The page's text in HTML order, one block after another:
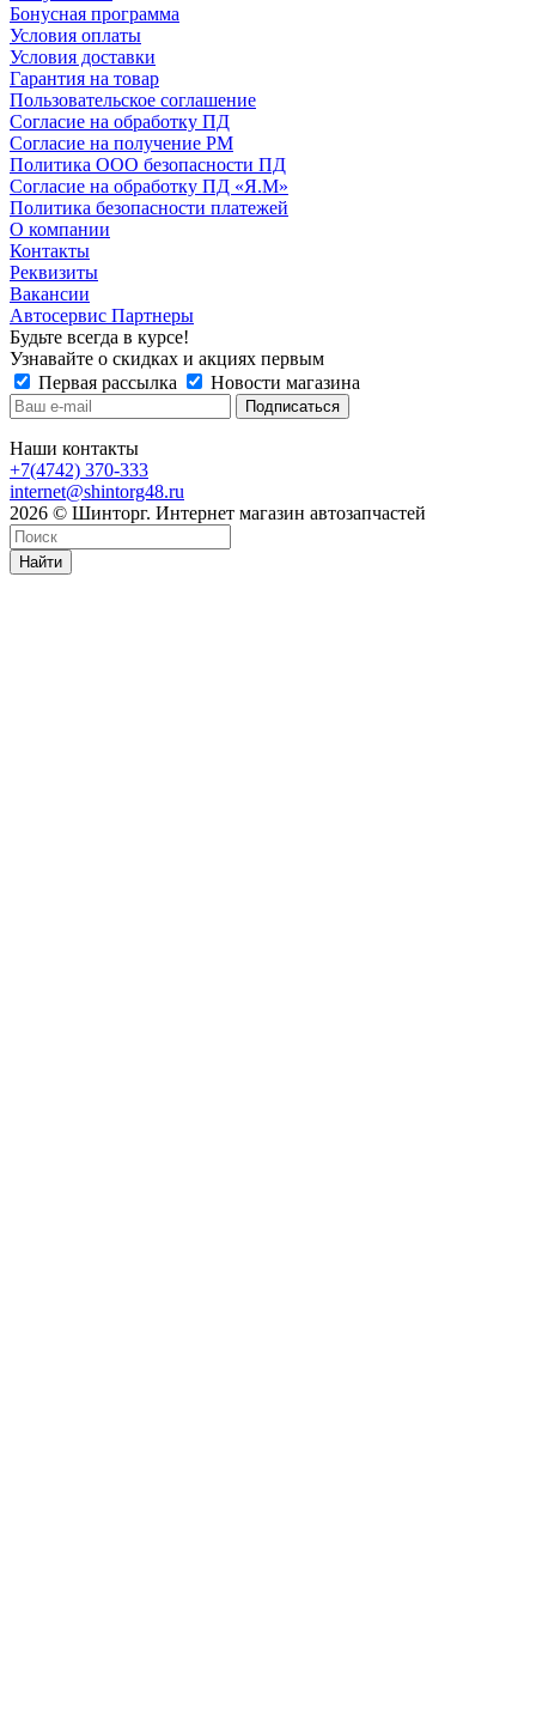
Бонусная программа
Условия оплаты
Условия доставки
Гарантия на товар
Пользовательское соглашение
Согласие на обработку ПД
Согласие на получение РМ
Политика ООО безопасности ПД
Согласие на обработку ПД «Я.М»
Политика безопасности платежей
О компании
Контакты
Реквизиты
Вакансии
Автосервис Партнеры
Будьте всегда в курсе!
Узнавайте о скидках и акциях первым
Первая рассылка
Новости магазина
Наши контакты
+7(4742) 370-333
internet@shintorg48.ru
2026 © Шинторг. Интернет магазин автозапчастей
Найти